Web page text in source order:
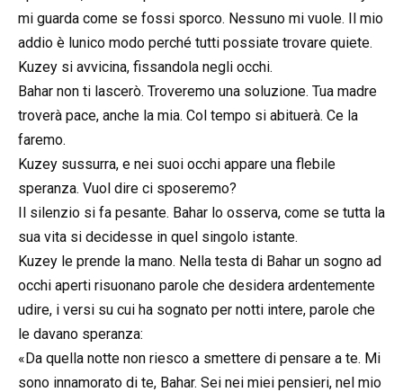
mi guarda come se fossi sporco. Nessuno mi vuole. Il mio
addio è lunico modo perché tutti possiate trovare quiete.
Kuzey si avvicina, fissandola negli occhi.
Bahar non ti lascerò. Troveremo una soluzione. Tua madre
troverà pace, anche la mia. Col tempo si abituerà. Ce la
faremo.
Kuzey sussurra, e nei suoi occhi appare una flebile
speranza. Vuol dire ci sposeremo?
Il silenzio si fa pesante. Bahar lo osserva, come se tutta la
sua vita si decidesse in quel singolo istante.
Kuzey le prende la mano. Nella testa di Bahar un sogno ad
occhi aperti risuonano parole che desidera ardentemente
udire, i versi su cui ha sognato per notti intere, parole che
le davano speranza:
«Da quella notte non riesco a smettere di pensare a te. Mi
sono innamorato di te, Bahar. Sei nei miei pensieri, nel mio